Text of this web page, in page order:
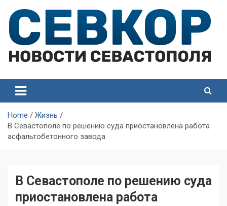
content
Севастополя
Севастополя
Home
Жизнь
В Севастополе по решению суда приостановлена работа
асфальтобетонного завода
В Севастополе по решению суда
приостановлена работа